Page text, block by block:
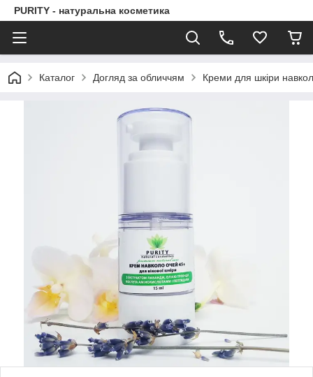
PURITY - натуральна косметика
Каталог Догляд за обличчям Креми для шкіри